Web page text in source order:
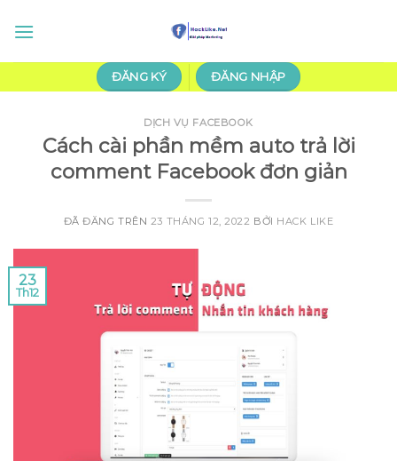
đến
ĐĂNG KÝ ĐĂNG NHẬP
DỊCH VỤ FACEBOOK
Cách cài phần mềm auto trả lời
comment Facebook đơn giản
ĐÃ ĐĂNG TRÊN 23 THÁNG 12, 2022 BỞI HACK LIKE
23
Th12